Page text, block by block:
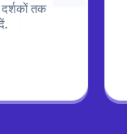
दर्शकों तक